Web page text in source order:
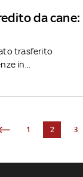
da cane:
trasferito
in...
1 2 3